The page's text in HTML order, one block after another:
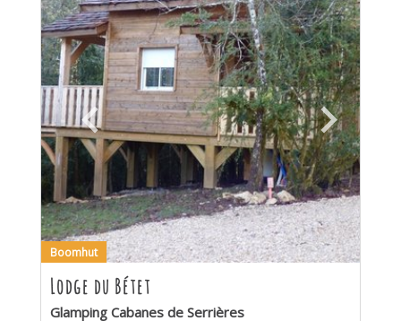
Boomhut
Lodge du Bétet
Glamping Cabanes de Serrières